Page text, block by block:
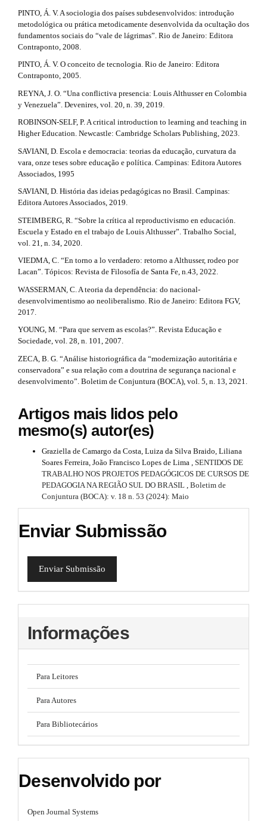
PINTO, Á. V. A sociologia dos países subdesenvolvidos: introdução
metodológica ou prática metodicamente desenvolvida da ocultação dos
fundamentos sociais do “vale de lágrimas”. Rio de Janeiro: Editora
Contraponto, 2008.
PINTO, Á. V. O conceito de tecnologia. Rio de Janeiro: Editora
Contraponto, 2005.
REYNA, J. O. “Una conflictiva presencia: Louis Althusser en Colombia
y Venezuela”. Devenires, vol. 20, n. 39, 2019.
ROBINSON-SELF, P. A critical introduction to learning and teaching in
Higher Education. Newcastle: Cambridge Scholars Publishing, 2023.
SAVIANI, D. Escola e democracia: teorias da educação, curvatura da
vara, onze teses sobre educação e política. Campinas: Editora Autores
Associados, 1995
SAVIANI, D. História das ideias pedagógicas no Brasil. Campinas:
Editora Autores Associados, 2019.
STEIMBERG, R. “Sobre la crítica al reproductivismo en educación.
Escuela y Estado en el trabajo de Louis Althusser”. Trabalho Social,
vol. 21, n. 34, 2020.
VIEDMA, C. “En torno a lo verdadero: retorno a Althusser, rodeo por
Lacan”. Tópicos: Revista de Filosofía de Santa Fe, n.43, 2022.
WASSERMAN, C. A teoria da dependência: do nacional-
desenvolvimentismo ao neoliberalismo. Rio de Janeiro: Editora FGV,
2017.
YOUNG, M. “Para que servem as escolas?”. Revista Educação e
Sociedade, vol. 28, n. 101, 2007.
ZECA, B. G. “Análise historiográfica da “modernização autoritária e
conservadora” e sua relação com a doutrina de segurança nacional e
desenvolvimento”. Boletim de Conjuntura (BOCA), vol. 5, n. 13, 2021.
Artigos mais lidos pelo
mesmo(s) autor(es)
Graziella de Camargo da Costa, Luiza da Silva Braido, Liliana
Soares Ferreira, João Francisco Lopes de Lima , SENTIDOS DE
TRABALHO NOS PROJETOS PEDAGÓGICOS DE CURSOS DE
PEDAGOGIA NA REGIÃO SUL DO BRASIL Boletim de
Conjuntura (BOCA): v. 18 n. 53 (2024): Maio
Enviar Submissão
Enviar Submissão
Informações
Para Leitores
Para Autores
Para Bibliotecários
Desenvolvido por
Open Journal Systems